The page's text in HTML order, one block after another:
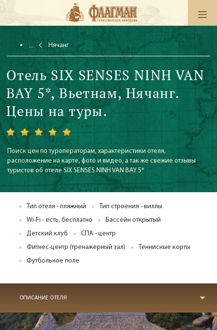
Нячанг
Отель SIX SENSES NINH VAN
BAY 5*, Вьетнам, Нячанг.
Цены на туры.
Поиск цен по туроператорам, характеристики отеля,
расположение на карте, фото и видео, а так же свежие отзывы
туристов об отеле SIX SENSES NINH VAN BAY 5*
Тип отеля - пляжный
Тип строения - виллы
Wi-Fi - есть, бесплатно
Бассейн открытый
Детский клуб
СПА - центр
Фитнес-центр (тренажерный зал)
Теннисные корты
Футбольное поле
ОПИСАНИЕ ОТЕЛЯ